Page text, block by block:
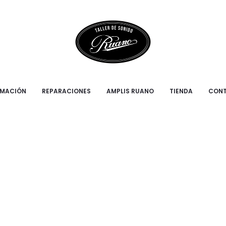
REPARACIONES AMPLIS RUANO TIENDA